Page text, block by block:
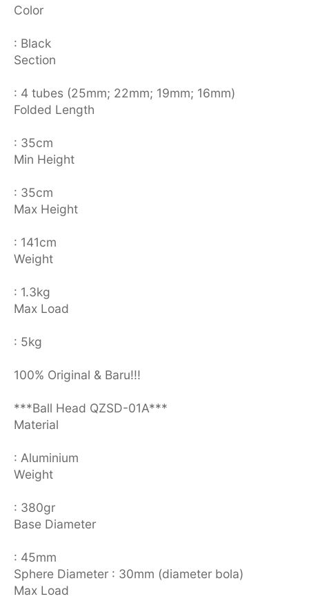
Color
: Black
Section
: 4 tubes (25mm; 22mm; 19mm; 16mm)
Folded Length
: 35cm
Min Height
: 35cm
Max Height
: 141cm
Weight
: 1.3kg
Max Load
: 5kg
100% Original & Baru!!!
***Ball Head QZSD-01A***
Material
: Aluminium
Weight
: 380gr
Base Diameter
: 45mm
Sphere Diameter : 30mm (diameter bola)
Max Load